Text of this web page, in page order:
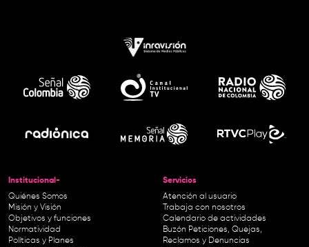
Institucional-
Quiénes Somos
Misión y Visión
Objetivos y funciones
Normatividad
Políticas y Planes
Servicios
Atención al usuario
Trabaja con nosotros
Calendario de actividades
Buzón Peticiones, Quejas,
Reclamos y Denuncias